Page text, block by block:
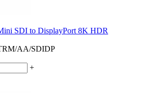
SDI to DisplayPort 8K HDR
AA/SDIDP
+